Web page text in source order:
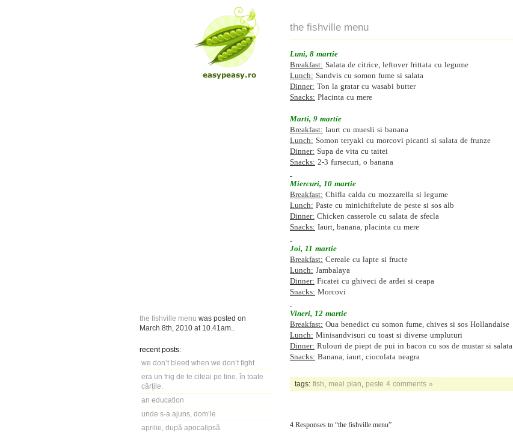
the fishville menu was posted on
March 8th, 2010 at 10.41am
recent posts:
we don’t bleed when we don’t fight
era un frig de te citeai pe tine. în toate
cărțile.
an education
unde s-a ajuns, dom’le
aprilie, după apocalipsă
the fishville menu
Luni, 8 martie
Breakfast: Salata de citrice, leftover frittata cu legume
Lunch: Sandvis cu somon fume si salata
Dinner: Ton la gratar cu wasabi butter
Snacks: Placinta cu mere
Marti, 9 martie
Breakfast: Iaurt cu muesli si banana
Lunch: Somon teryaki cu morcovi picanti si salata de frunze
Dinner: Supa de vita cu taitei
Snacks: 2-3 fursecuri, o banana
Miercuri, 10 martie
Breakfast: Chifla calda cu mozzarella si legume
Lunch: Paste cu minichiftelute de peste si sos alb
Dinner: Chicken casserole cu salata de sfecla
Snacks: Iaurt, banana, placinta cu mere
Joi, 11 martie
Breakfast: Cereale cu lapte si fructe
Lunch: Jambalaya
Dinner: Ficatei cu ghiveci de ardei si ceapa
Snacks: Morcovi
Vineri, 12 martie
Breakfast: Oua benedict cu somon fume, chives si sos Hollandaise
Lunch: Minisandvisuri cu toast si diverse umpluturi
Dinner: Rulouri de piept de pui in bacon cu sos de mustar si salata
Snacks: Banana, iaurt, ciocolata neagra
tags: fish meal plan peste 4 comments »
4 Responses to “the fishville menu”